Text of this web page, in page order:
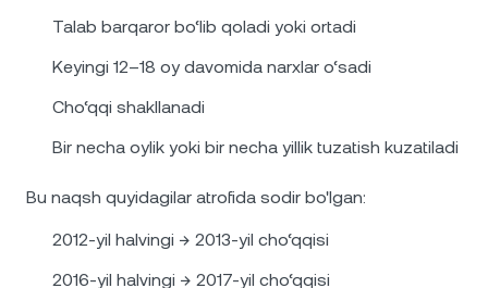
Talab barqaror bo‘lib qoladi yoki ortadi
Keyingi 12–18 oy davomida narxlar o‘sadi
Cho‘qqi shakllanadi
Bir necha oylik yoki bir necha yillik tuzatish kuzatiladi
Bu naqsh quyidagilar atrofida sodir bo'lgan:
2012-yil halvingi → 2013-yil cho‘qqisi
2016-yil halvingi → 2017-yil cho‘qqisi